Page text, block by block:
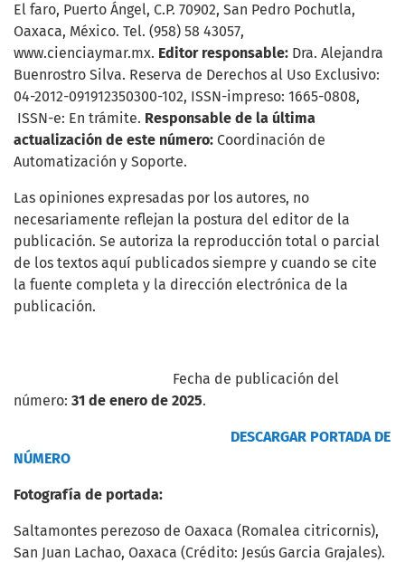
El faro, Puerto Ángel, C.P. 70902, San Pedro Pochutla,
Oaxaca, México. Tel. (958) 58 43057,
www.cienciaymar.mx. Editor responsable: Dra. Alejandra
Buenrostro Silva. Reserva de Derechos al Uso Exclusivo:
04-2012-091912350300-102, ISSN-impreso: 1665-0808,
ISSN-e: En trámite. Responsable de la última
actualización de este número: Coordinación de
Automatización y Soporte.
Las opiniones expresadas por los autores, no
necesariamente reflejan la postura del editor de la
publicación. Se autoriza la reproducción total o parcial
de los textos aquí publicados siempre y cuando se cite
la fuente completa y la dirección electrónica de la
publicación.
Fecha de publicación del
número: 31 de enero de 2025.
DESCARGAR PORTADA DE
NÚMERO
Fotografía de portada:
Saltamontes perezoso de Oaxaca (Romalea citricornis),
San Juan Lachao, Oaxaca (Crédito: Jesús Garcia Grajales).